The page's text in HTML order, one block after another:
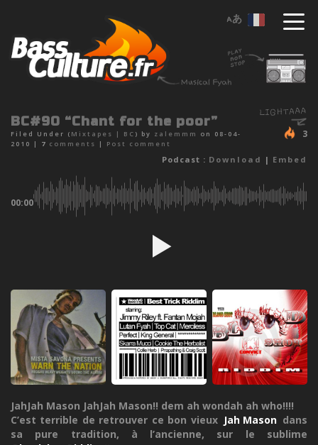
BC#90 “Chant for the poor”
Filed Under ( Mixtapes | BC ) by zalemmm
on 08-04-
2010 | 7 comments | Post comment
3
Podcast : Download | Embed
00:00
JahJah Mason JahJah Mason!! dem ah wondah ah who!!!!
C’est terrible de retrouver ce bon vieux Jah Mason dans
sa pure tradition, à l’ancienne, sur le sublime